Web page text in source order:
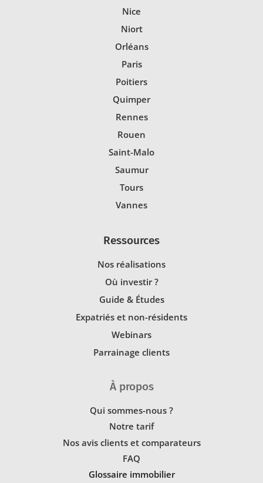
Nice
Niort
Orléans
Paris
Poitiers
Quimper
Rennes
Rouen
Saint-Malo
Saumur
Tours
Vannes
Ressources
Nos réalisations
Où investir ?
Guide & Études
Expatriés et non-résidents
Webinars
Parrainage clients
À propos
Qui sommes-nous ?
Notre tarif
Nos avis clients et comparateurs
FAQ
Glossaire immobilier